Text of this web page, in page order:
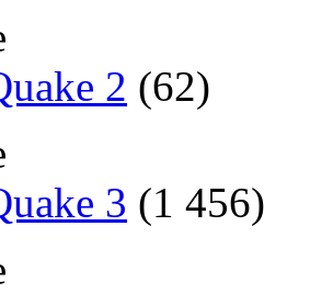
2 (62)
3 (1 456)